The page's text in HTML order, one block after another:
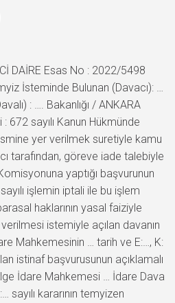
DAİRE Esas No : 2022/5498
İsteminde Bulunan (Davacı): …
: …. Bakanlığı / ANKARA
672 sayılı Kanun Hükmünde
yer verilmek suretiyle kamu
tarafından, göreve iade talebiyle
yaptığı başvurunun
işlemin iptali ile bu işlem
haklarının yasal faiziyle
istemiyle açılan davanın
Mahkemesinin … tarih ve E:…, K:
istinaf başvurusunun açıklamalı
İdare Mahkemesi … İdare Dava
sayılı kararının temyizen